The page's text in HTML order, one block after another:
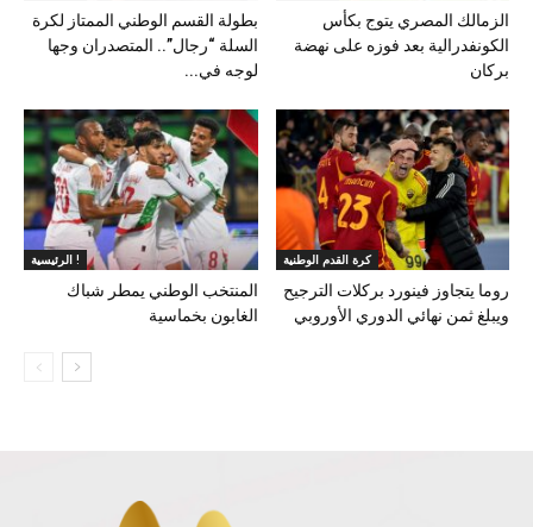
بطولة القسم الوطني الممتاز لكرة
السلة “رجال”.. المتصدران وجها
لوجه في...
الزمالك المصري يتوج بكأس
الكونفدرالية بعد فوزه على نهضة
بركان
الرئيسية !
المنتخب الوطني يمطر شباك
الغابون بخماسية
كرة القدم الوطنية
روما يتجاوز فينورد بركلات الترجيح
ويبلغ ثمن نهائي الدوري الأوروبي